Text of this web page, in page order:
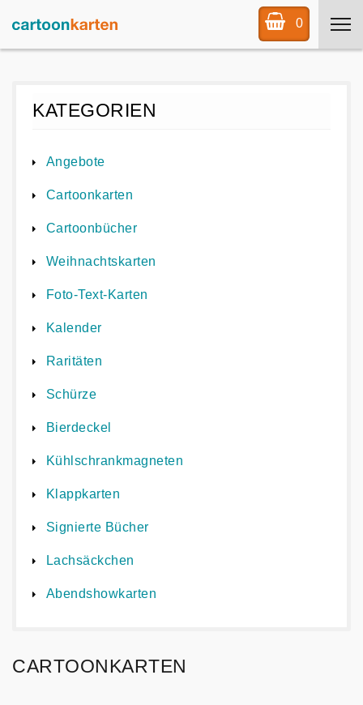
0
KATEGORIEN
Angebote
Cartoonkarten
Cartoonbücher
Weihnachtskarten
Foto-Text-Karten
Kalender
Raritäten
Schürze
Bierdeckel
Kühlschrankmagneten
Klappkarten
Signierte Bücher
Lachsäckchen
Abendshowkarten
CARTOONKARTEN